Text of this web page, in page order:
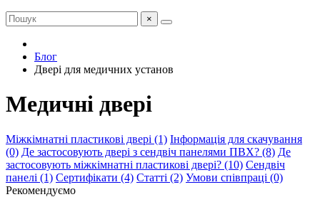
×
Блог
Двері для медичних установ
Медичні двері
Міжкімнатні пластикові двері (1) Інформація для скачування
(0) Де застосовують двері з сендвіч панелями ПВХ? (8) Де
застосовують міжкімнатні пластикові двері? (10) Сендвіч
панелі (1) Сертифікати (4) Статті (2) Умови співпраці (0)
Рекомендуємо